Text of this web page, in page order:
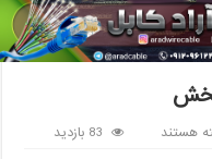
پخش
هستند 83 بازدید